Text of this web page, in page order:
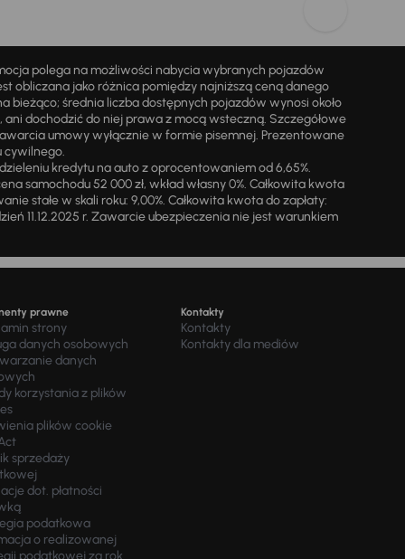
polega na możliwości nabycia wybranych pojazdów
obliczana jako różnica pomiędzy najniższą ceną danego
bieżąco; średnia liczba dostępnych pojazdów wynosi około
dochodzić do niej prawa z mocą wsteczną. Szczegółowe
umowy wyłącznie w formie pisemnej. Prezentowane
cywilnego.
kredytu na auto z oprocentowaniem od 6,65%.
samochodu 52 000 zł, wkład własny 0%. Całkowita kwota
stałe w skali roku: 9,00%. Całkowita kwota do zapłaty:
11.12.2025 r. Zawarcie ubezpieczenia nie jest warunkiem
prawne
strony
danych osobowych
danych
korzystania z plików
plików cookie
sprzedaży
dot. płatności
podatkowa
o realizowanej
podatkowej za rok
Kontakty
Kontakty
Kontakty dla mediów